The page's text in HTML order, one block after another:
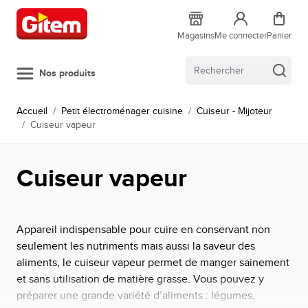
Allez au contenu
MagasinsMe connecterPanier
Nos produits
Accueil / Petit électroménager cuisine / Cuiseur - Mijoteur
/ Cuiseur vapeur
Cuiseur vapeur
Appareil indispensable pour cuire en conservant non
seulement les nutriments mais aussi la saveur des
aliments, le cuiseur vapeur permet de manger sainement
et sans utilisation de matière grasse. Vous pouvez y
préparer une grande variété d’aliments : légumes,